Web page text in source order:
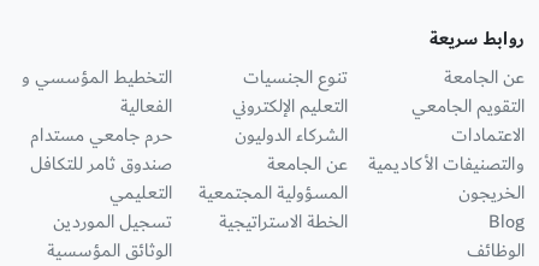
روابط سريعة
عن الجامعة
التقويم الجامعي
الاعتمادات
والتصنيفات الأكاديمية
الخريجون
Blog
الوظائف
تنوع الجنسيات
التعليم الإلكتروني
الشركاء الدوليون
عن الجامعة
المسؤولية المجتمعية
الخطة الاستراتيجية
التخطيط المؤسسي و
الفعالية
حرم جامعي مستدام
صندوق ثامر للتكافل
التعليمي
تسجيل الموردين
الوثائق المؤسسية